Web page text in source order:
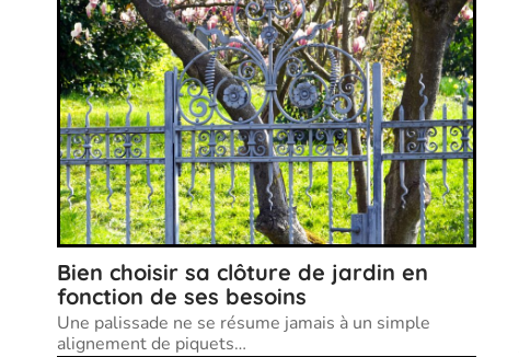
Bien choisir sa clôture de jardin en
fonction de ses besoins
Une palissade ne se résume jamais à un simple
alignement de piquets…